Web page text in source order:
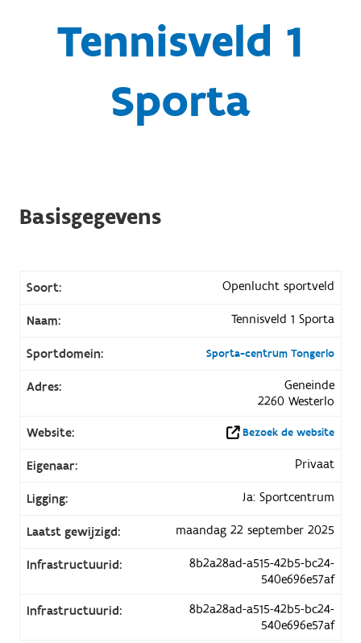
Tennisveld 1
Sporta
Basisgegevens
Soort: Openlucht sportveld
Naam: Tennisveld 1 Sporta
Sportdomein: Sporta-centrum Tongerlo
Adres:
Geneinde
2260 Westerlo
Website:
Bezoek de website
Eigenaar: Privaat
Ligging: Ja: Sportcentrum
Laatst gewijzigd: maandag 22 september 2025
Infrastructuurid:
8b2a28ad-a515-42b5-bc24-
540e696e57af
Infrastructuurid:
8b2a28ad-a515-42b5-bc24-
540e696e57af